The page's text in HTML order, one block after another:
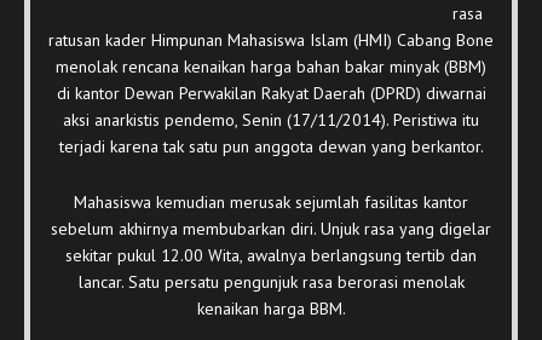
rasa
ratusan kader Himpunan Mahasiswa Islam (HMI) Cabang Bone
menolak rencana kenaikan harga bahan bakar minyak (BBM)
di kantor Dewan Perwakilan Rakyat Daerah (DPRD) diwarnai
aksi anarkistis pendemo, Senin (17/11/2014). Peristiwa itu
terjadi karena tak satu pun anggota dewan yang berkantor.
Mahasiswa kemudian merusak sejumlah fasilitas kantor
sebelum akhirnya membubarkan diri. Unjuk rasa yang digelar
sekitar pukul 12.00 Wita, awalnya berlangsung tertib dan
lancar. Satu persatu pengunjuk rasa berorasi menolak
kenaikan harga BBM.